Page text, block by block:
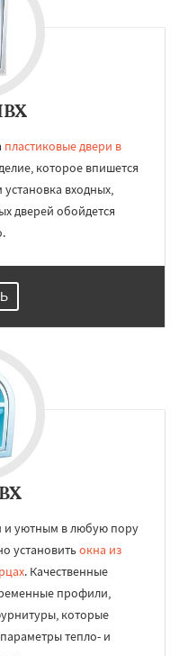
пластиковые двери в
которое впишется
входных,
дверей обойдется
и уютным в любую пору
установитьокна из
. Качественные
профили,
которые
тепло- и